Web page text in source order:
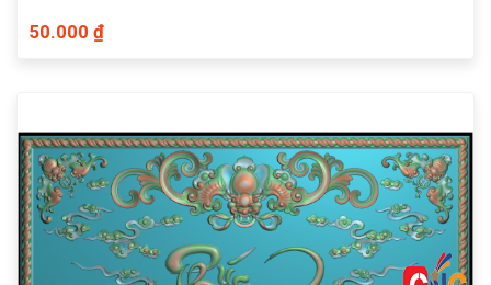
50.000 ₫